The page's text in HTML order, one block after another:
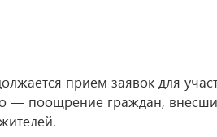
прием заявок для
— поощрение граждан,